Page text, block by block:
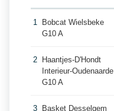
1
Bobcat Wielsbeke
G10 A
2
Haantjes-D'Hondt
Interieur-Oudenaarde
G10 A
3 Basket Desselgem